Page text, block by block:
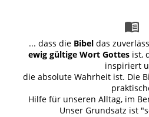
... dass die Bibel das
ewig gültige Wort Gottes ist,
inspiriert
die absolute Wahrheit ist. Die
Hilfe für unseren Alltag, im
Unser Grundsatz ist